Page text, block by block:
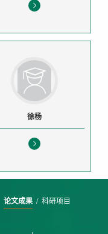
徐杨
论文成果/ 科研项目